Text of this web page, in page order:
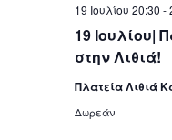
19 Ιουλίου|
στην Λιθιά!
19 Ιουλίου 20:30 -
Πλατεία Λιθιά
Δωρεάν